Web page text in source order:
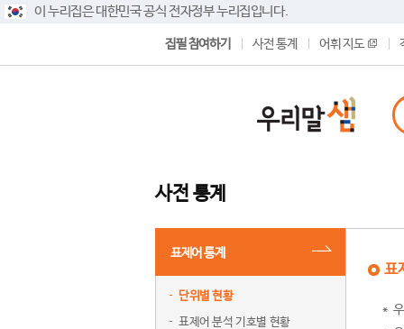
이 누리집은 대한민국 공식 전자정부 누리집입니다.
집필 참여하기 사전 통계 어휘 지도
사전 통계
표제어 통계
단위별 현황
표제어 분석 기호별 현황
표